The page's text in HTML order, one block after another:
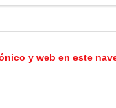
y web en este